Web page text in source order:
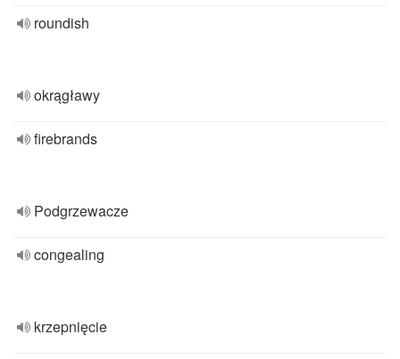
roundish
okrągławy
firebrands
Podgrzewacze
congealing
krzepnięcie